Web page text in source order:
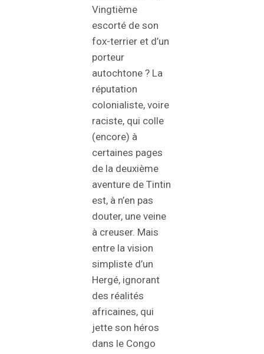
Vingtième
escorté de son
fox-terrier et d’un
porteur
autochtone ? La
réputation
colonialiste, voire
raciste, qui colle
(encore) à
certaines pages
de la deuxième
aventure de Tintin
est, à n’en pas
douter, une veine
à creuser. Mais
entre la vision
simpliste d’un
Hergé, ignorant
des réalités
africaines, qui
jette son héros
dans le Congo